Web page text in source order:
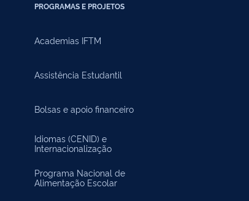
PROGRAMAS E PROJETOS
Academias IFTM
Assistência Estudantil
Bolsas e apoio financeiro
Idiomas (CENID) e
Internacionalização
Programa Nacional de
Alimentação Escolar